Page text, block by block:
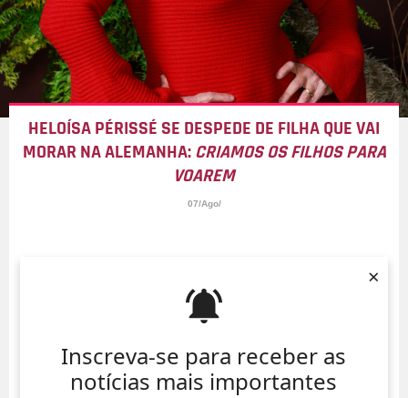
Inscreva-se para receber as
notícias mais importantes
×
HELOÍSA PÉRISSÉ SE DESPEDE DE FILHA QUE VAI
MORAR NA ALEMANHA:CRIAMOS OS FILHOS PARA
VOAREM
07/Ago/